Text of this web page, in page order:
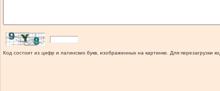
Код состоит из цифр и латинских букв, изображенных на картинке. Для перезагрузки